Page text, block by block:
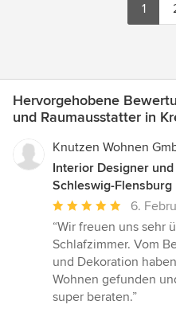
1
Hervorgehobene
und Raumausstatter in
Knutzen Wohnen
Interior Designer
Schleswig-Flensburg
Durchschnittliche
Bewertung:
5
von
5
Sternen
6.
“Wir freuen uns sehr
Schlafzimmer. Vom
und Dekoration
Wohnen gefunden
super beraten.”